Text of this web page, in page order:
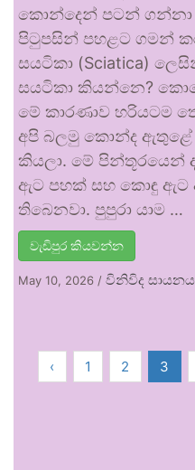
කොන්දෙන් පටන් ගන්නා
පිටුපසින් පහළට ගමන්
සයටිකා (Sciatica)
සයටිකා කියන්නෙ?
මේ කාරණාව හරියටම
අපි බලමු කොන්ද
කියලා. මේ පින්තූරයෙන්
ඇට පහක් සහ කොඳු ඇට
තිබෙනවා. පුපුරා යාම …
වැඩිපුර කියවන්න
May 10, 2026 / විනිවිද සායනය
‹ 1 2 3